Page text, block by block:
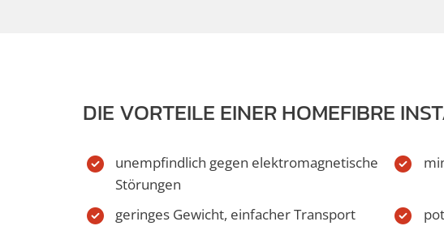
DIE VORTEILE EINER HOMEFIBRE
unempfindlich gegen elektromagnetische
Störungen
geringes Gewicht, einfacher Transport